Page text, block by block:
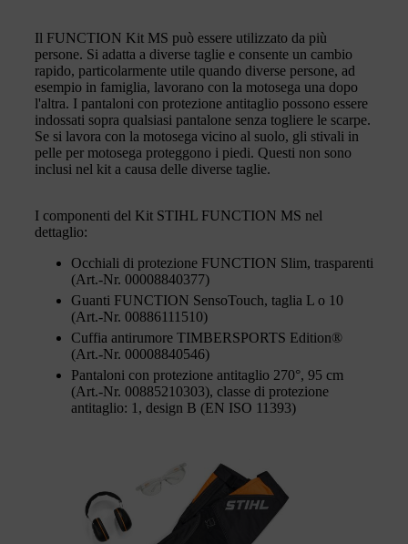
Il FUNCTION Kit MS può essere utilizzato da più
persone. Si adatta a diverse taglie e consente un cambio
rapido, particolarmente utile quando diverse persone, ad
esempio in famiglia, lavorano con la motosega una dopo
l'altra. I pantaloni con protezione antitaglio possono essere
indossati sopra qualsiasi pantalone senza togliere le scarpe.
Se si lavora con la motosega vicino al suolo, gli stivali in
pelle per motosega proteggono i piedi. Questi non sono
inclusi nel kit a causa delle diverse taglie.
I componenti del Kit STIHL FUNCTION MS nel
dettaglio:
Occhiali di protezione FUNCTION Slim, trasparenti
(Art.-Nr. 00008840377)
Guanti FUNCTION SensoTouch, taglia L o 10
(Art.-Nr. 00886111510)
Cuffia antirumore TIMBERSPORTS Edition®
(Art.-Nr. 00008840546)
Pantaloni con protezione antitaglio 270°, 95 cm
(Art.-Nr. 00885210303), classe di protezione
antitaglio: 1, design B (EN ISO 11393)